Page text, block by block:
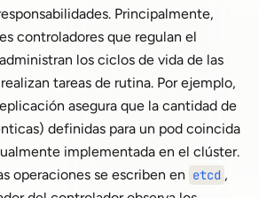
Principalmente,
controladores que regulan el
los ciclos de vida de las
tareas de rutina. Por ejemplo,
asegura que la cantidad de
definidas para un pod coincida
implementada en el clúster.
operaciones se escriben en etcd ,